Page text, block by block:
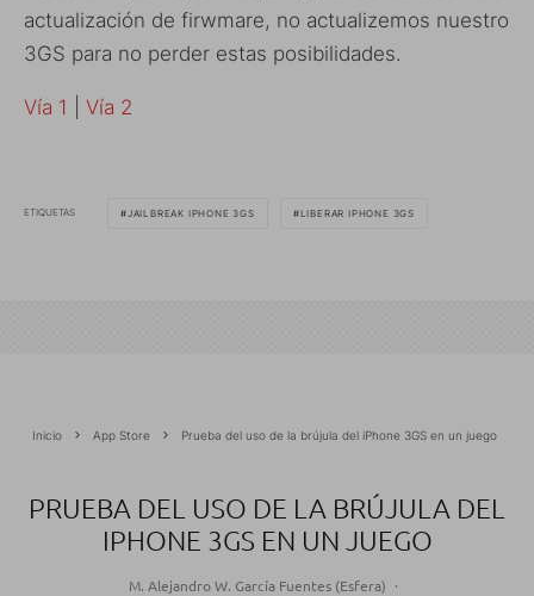
actualización de firwmare, no actualizemos nuestro
3GS para no perder estas posibilidades.
Vía 1 Vía 2
ETIQUETAS JAILBREAK IPHONE 3GS LIBERAR IPHONE 3GS
Inicio App Store Prueba del uso de la brújula del iPhone 3GS en un juego
PRUEBA DEL USO DE LA BRÚJULA DEL
IPHONE 3GS EN UN JUEGO
M. Alejandro W. García Fuentes (Esfera) ·